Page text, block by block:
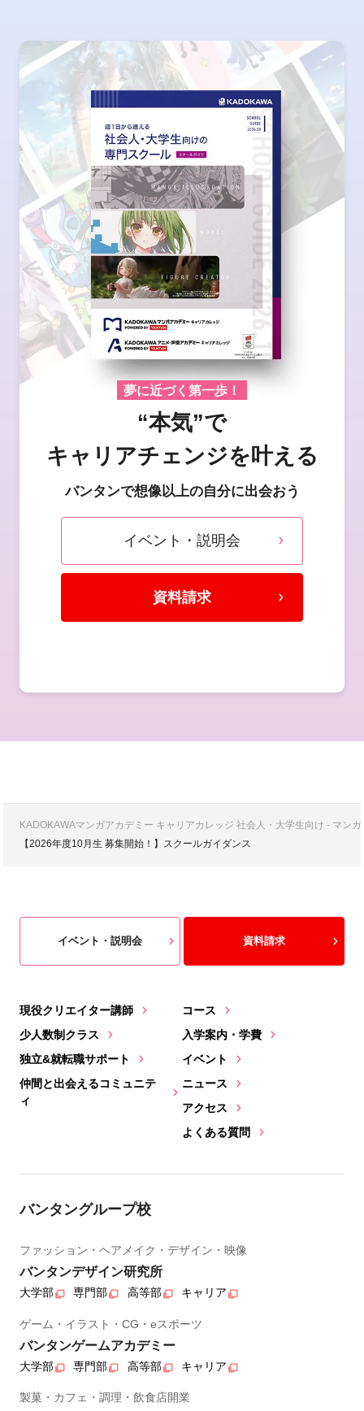
夢に近づく第一歩！
“本気”で
キャリアチェンジを叶える
バンタンで想像以上の自分に出会おう
イベント・説明会
資料請求
KADOKAWAマンガアカデミー キャリアカレッジ 社会人・大学生向け - マン
【2026年度10月生 募集開始！】スクールガイダンス
現役クリエイター講師
少人数制クラス
独立&就転職サポート
仲間と出会えるコミュニテ
ィ
コース
入学案内・学費
イベント
ニュース
アクセス
よくある質問
イベント・説明会 資料請求
バンタングループ校
ファッション・ヘアメイク・デザイン・映像
バンタンデザイン研究所
大学部 専門部 高等部 キャリア
ゲーム・イラスト・CG・eスポーツ
バンタンゲームアカデミー
大学部 専門部 高等部 キャリア
製菓・カフェ・調理・飲食店開業